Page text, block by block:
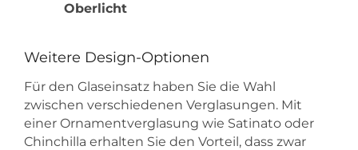
Oberlicht
Weitere Design-Optionen
Für den Glaseinsatz haben Sie die Wahl
zwischen verschiedenen Verglasungen. Mit
einer Ornamentverglasung wie Satinato oder
Chinchilla erhalten Sie den Vorteil, dass zwar